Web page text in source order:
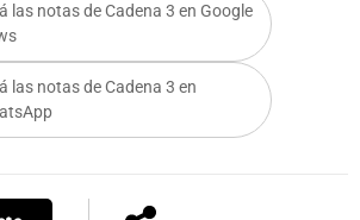
las notas de Cadena 3 en Google
las notas de Cadena 3 en